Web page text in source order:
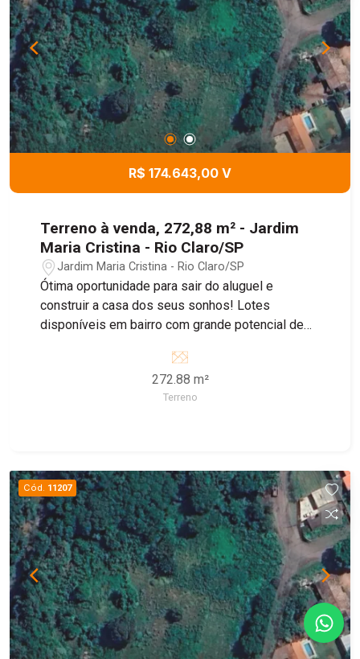
R$ 174.643,00 V
Terreno à venda, 272,88 m² - Jardim
Maria Cristina - Rio Claro/SP
Jardim Maria Cristina - Rio Claro/SP
Ótima oportunidade para sair do aluguel e
construir a casa dos seus sonhos! Lotes
disponíveis em bairro com grande potencial de
272.88 m²
Terreno
Cód. 11207